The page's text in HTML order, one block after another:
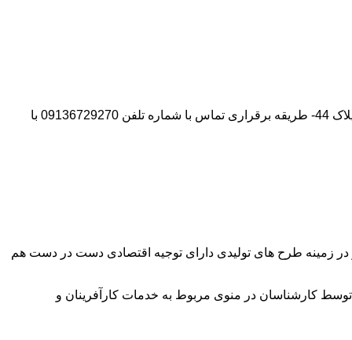
آدرس شرکت:استان تهران- شهر پیشوا- روبروی درب دانشگاه آزاد واحد ورامین – پیشوا – خیابان سروستان- انتهای کوچه سروستان نهم – پلاک 44- طریقه برقراری تماس با شماره تلفن 09136729270 با
در زمینه طرح های تولیدی دارای توجیه اقتصادی دست در دست هم
کارشناسان در منوی مربوط به خدمات کارآفرینان و